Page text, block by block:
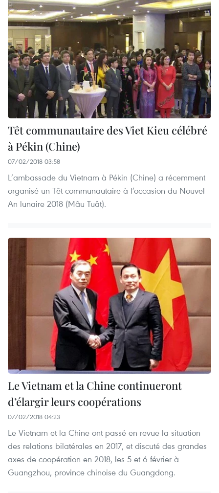
Têt communautaire des Viet Kieu célébré
à Pékin (Chine)
07/02/2018 03:58
L’ambassade du Vietnam à Pékin (Chine) a récemment
organisé un Têt communautaire à l’occasion du Nouvel
An lunaire 2018 (Mâu Tuât).
Le Vietnam et la Chine continueront
d’élargir leurs coopérations
07/02/2018 04:23
Le Vietnam et la Chine ont passé en revue la situation
des relations bilatérales en 2017, et discuté des grandes
axes de coopération en 2018, les 5 et 6 février à
Guangzhou, province chinoise du Guangdong.